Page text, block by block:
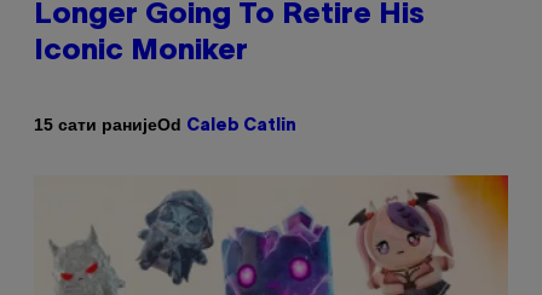
Longer Going To Retire His
Iconic Moniker
15 сати ранијеOd Caleb Catlin